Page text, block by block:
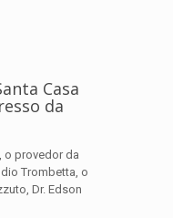
Casa
da
o provedor da
Trombetta, o
Dr. Edson